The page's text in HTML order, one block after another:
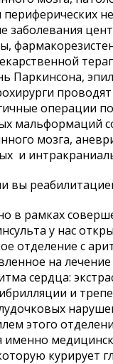
заболевания
Паркинсона,
операции
мальформаций
мозга,
и
вы
в рамках
у нас
отделение с
на
сердца:
и
этого
именно
курирует